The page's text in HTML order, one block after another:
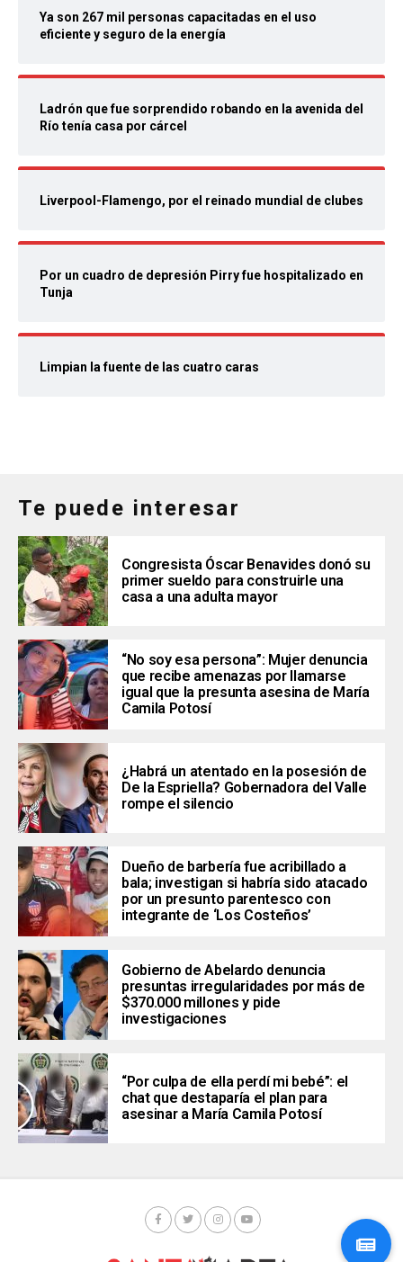
Ya son 267 mil personas capacitadas en el uso
eficiente y seguro de la energía
Ladrón que fue sorprendido robando en la avenida del
Río tenía casa por cárcel
Liverpool-Flamengo, por el reinado mundial de clubes
Por un cuadro de depresión Pirry fue hospitalizado en
Tunja
Limpian la fuente de las cuatro caras
Te puede interesar
Congresista Óscar Benavides donó su
primer sueldo para construirle una
casa a una adulta mayor
“No soy esa persona”: Mujer denuncia
que recibe amenazas por llamarse
igual que la presunta asesina de María
Camila Potosí
¿Habrá un atentado en la posesión de
De la Espriella? Gobernadora del Valle
rompe el silencio
Dueño de barbería fue acribillado a
bala; investigan si habría sido atacado
por un presunto parentesco con
integrante de ‘Los Costeños’
Gobierno de Abelardo denuncia
presuntas irregularidades por más de
$370.000 millones y pide
investigaciones
“Por culpa de ella perdí mi bebé”: el
chat que destaparía el plan para
asesinar a María Camila Potosí